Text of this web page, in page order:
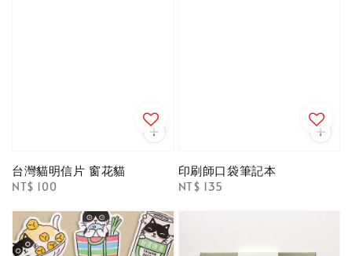
台灣貓明信片 窗花貓
Regular
NT$ 100
印刷師口袋筆記本
Regular
NT$ 135